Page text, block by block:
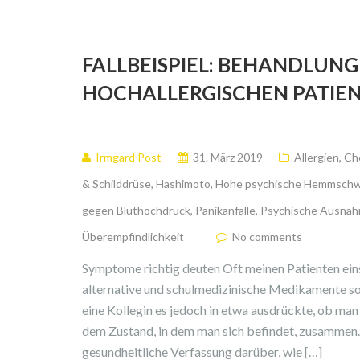
FALLBEISPIEL:
HOCHALLERGISCHEN
Irmgard Post 31. März 2019 Allergien,
& Schilddrüse, Hashimoto, Hohe psychische
gegen Bluthochdruck, Panikanfälle, Psychische
Überempfindlichkeit
No comments
Symptome richtig deuten Oft meinen Patienten
alternative und schulmedizinische Medikamente
eine Kollegin es jedoch in etwa ausdrückte, ob
dem Zustand, in dem man sich befindet,
gesundheitliche Verfassung darüber, wie […]